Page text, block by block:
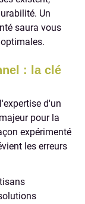
Un
saura vous
: la clé
d'un
pour la
expérimenté
les erreurs